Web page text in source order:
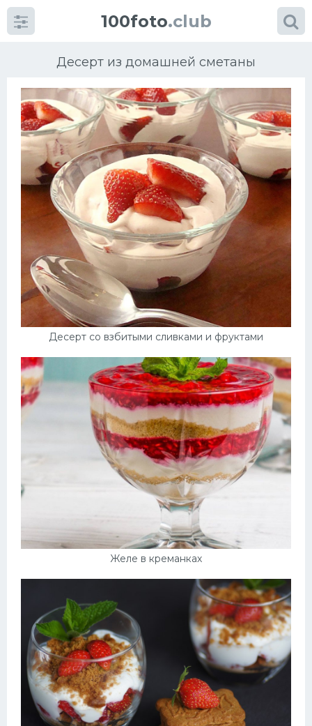
100foto.club
Десерт из домашней сметаны
Десерт со взбитыми сливками и фруктами
Желе в креманках
Категориикартинок
Мясные блюда
Печенье
Салат
Выпечка
Десерт
Напитки
Дизайн комнаты